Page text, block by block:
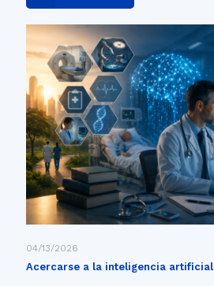
04/13/2026
Acercarse a la inteligencia artificial